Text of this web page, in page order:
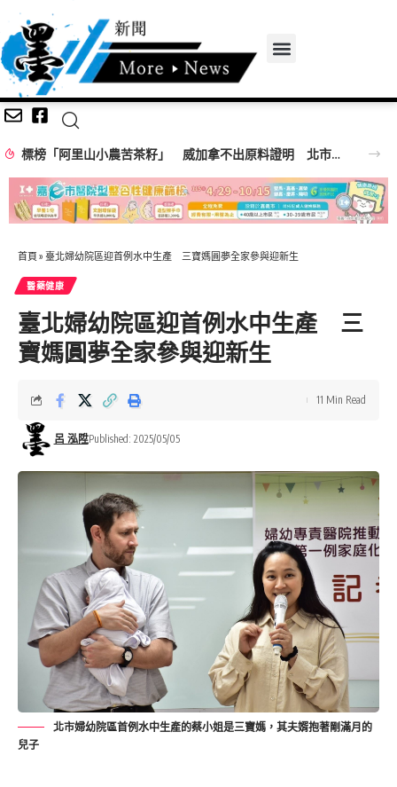
標榜「阿里山小農苦茶籽」 威加拿不出原料證明 北市重罰300萬
首頁 » 臺北婦幼院區迎首例水中生產 三寶媽圓夢全家參與迎新生
醫藥健康
臺北婦幼院區迎首例水中生產 三
寶媽圓夢全家參與迎新生
呂 泓陞Published: 2025/05/05
11 Min Read
北市婦幼院區首例水中生產的蔡小姐是三寶媽，其夫婿抱著剛滿月的
兒子